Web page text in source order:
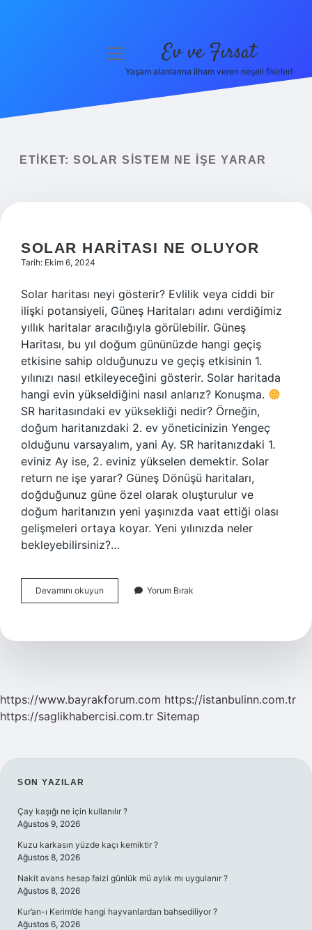
Yasal Uyarı
menüyü
Ev ve Fırsat
Yaşam alanlarına ilham veren neşeli fikirler!
ETIKET: SOLAR SISTEM NE IŞE YARAR
SOLAR HARITASI NE OLUYOR
Tarih: Ekim 6, 2024
Solar haritası neyi gösterir? Evlilik veya ciddi bir
ilişki potansiyeli, Güneş Haritaları adını verdiğimiz
yıllık haritalar aracılığıyla görülebilir. Güneş
Haritası, bu yıl doğum gününüzde hangi geçiş
etkisine sahip olduğunuzu ve geçiş etkisinin 1.
yılınızı nasıl etkileyeceğini gösterir. Solar haritada
hangi evin yükseldiğini nasıl anlarız? Konuşma.
SR haritasındaki ev yüksekliği nedir? Örneğin,
doğum haritanızdaki 2. ev yöneticinizin Yengeç
olduğunu varsayalım, yani Ay. SR haritanızdaki 1.
eviniz Ay ise, 2. eviniz yükselen demektir. Solar
return ne işe yarar? Güneş Dönüşü haritaları,
doğduğunuz güne özel olarak oluşturulur ve
doğum haritanızın yeni yaşınızda vaat ettiği olası
gelişmeleri ortaya koyar. Yeni yılınızda neler
bekleyebilirsiniz?…
Devamını okuyun
Haritası
Yorum Bırak
https://www.bayrakforum.com https://istanbulinn.com.tr
https://saglikhabercisi.com.tr Sitemap
SIDEBAR
SON YAZILAR
Çay kaşığı ne için kullanılır ?
Ağustos 9, 2026
Kuzu karkasın yüzde kaçı kemiktir ?
Ağustos 8, 2026
Nakit avans hesap faizi günlük mü aylık mı uygulanır ?
Ağustos 8, 2026
Kur’an-ı Kerim’de hangi hayvanlardan bahsediliyor ?
Ağustos 6, 2026